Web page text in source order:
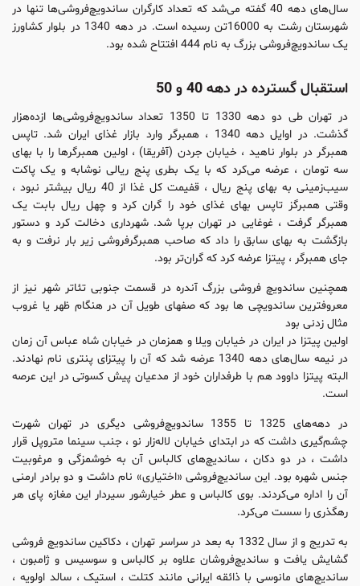
سال‌های دهه 40 گفته مى‌شد که تعداد کارگران ساندویچ‌فروشى‌ها تنها در
شهرستان رشت به 16000تن رسیده است. در دهه 1340 در بلوار کشاورز
یک ساندویچ‌فروشى بزرگ به نام 444 افتتاح شده بود.
استقبال گسترده در دهه 40 و 50
در تهران طی دو دهه 1330 تا 1350 تعداد ساندویچ‌فروشى‌ها ازده‌هزار
گذشت. در اوایل دهه 1340 ، همبرگر وارد بازار غذای ایران شد. تاپس
همبرگر در بلوار ناهید ، خیابان جردن (آفریقا) ، اولین همبرگرها را با بهای
سه تومان ، عرضه می‌کرد که با یک بطری پنج ریالی نوشابه و یک پاکت
سیب‌زمینی به بهای پنج ریال ، قفیمت کل غذا از 40 ریال بیشتر نبود ،
وقتی همبرگز تاپس بهای غذای خود را گران کرد و چهل ریال بابت یک
همبرگر گرفت ، غوغایی در تهران برپا شد. شهرداری دخالت کرد و دستور
بازگشت به بهای سابق را داد که صاحب همبرگرفروشی زیر بار نرفت و به
جای همبرگر ، پیتزا عرضه کرد که گران‌تر بود.
همچنین ساندویچ فروشی بزرگ آندره در قسمت جنوبی تئاتر شهر نیز از
معروفترین ساندویچی ها بود که صفهای طویل آن در هنگام ظهر یا غروب
مثال زدنی بود
اولین پیتزا در ایران در خیابان ویلا و همزمان در خیابان شاه عباس آن زمان
در نیمه سال‌های دهه 1340 عرضه شد که آن را پیتزای پنتری نام نهادند.
البته پیتزا داوود هم با طرفداران خود از مدعیان پیش کسوتی در این عرصه
است.
در دهه‌های 1325 تا 1355 ساندویچ‌فروشی دیگری در تهران شهرت
چشم‌گیری داشت که در ابتدای خیابان لاله‌زار نو ، جنب سینما متروپل قرار
داشت ، در دو دکان ، ساندیچ‌های کالباس آن به خوشمزگی و مرغوبیت
جنس شهره بود. این ساندیچ‌فروشی «اختیاری» نام داشت و دو برادر ارمنی
آن را اداره می‌کردند. بوی کالباس و عطر خیارشور سیردار این مغازه پای هر
رهگذری را سست می‌کرد.
به تدریج و از سال 1332 به بعد در سراسر تهران ، دکاکین ساندویچ‌ فروشی
گشایش یافت و ساندیچ‌فروشان علاوه بر کالباس و سوسیس و ژامبون ،
ساندیچ‌های مانوسی با ذائقه ایرانی مانند کتلت ، استیک ، سالد اولویه ،